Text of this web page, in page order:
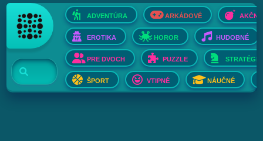
ADVENTÚRA ARKÁDOVÉ AKČNÉ
EROTIKA HOROR HUDOBNÉ
PRE DVOCH PUZZLE STRATÉGIE
ŠPORT VTIPNÉ NÁUČNÉ